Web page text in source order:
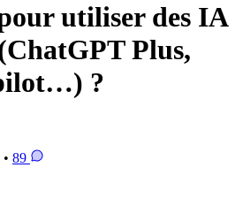
utiliser des IA
Plus,
?
89